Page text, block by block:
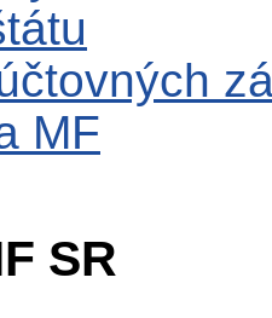
MF
SR